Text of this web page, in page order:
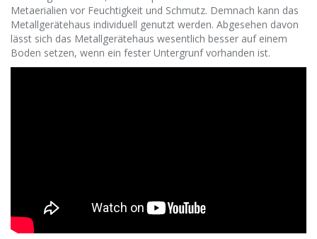
Metaerialien vor Feuchtigkeit und Schmutz. Demnach kann das
Metallgerätehaus individuell genutzt werden. Abgesehen davon
lässt sich das Metallgerätehaus wesentlich besser auf einem
Boden setzen, wenn ein fester Untergrunf vorhanden ist.